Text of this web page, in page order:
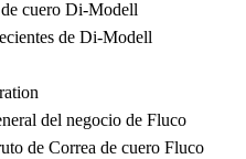
cuero Di-Modell
de Di-Modell
del negocio de Fluco
de Correa de cuero Fluco